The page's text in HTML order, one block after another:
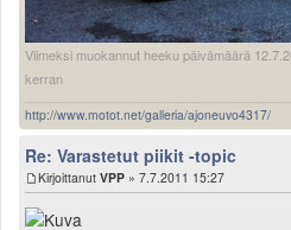
Viimeksi muokannut heeku päivämäärä
kerran
http://www.motot.net/galleria/ajoneuvo4317/
Re: Varastetut piikit -topic
Kirjoittanut VPP » 7.7.2011 15:27